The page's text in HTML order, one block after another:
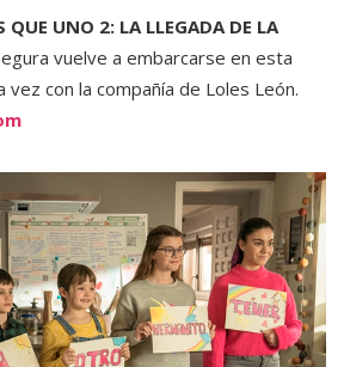
QUE UNO 2: LA LLEGADA DE LA
vuelve a embarcarse en esta
vez con la compañía de Loles León.